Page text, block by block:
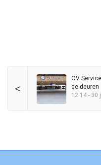
<
OV
de deuren
12:14 - 30